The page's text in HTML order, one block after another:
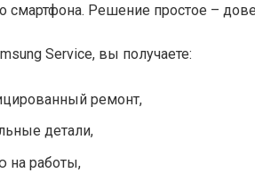
смартфона. Решение простое –
Service, вы получаете:
ремонт,
детали,
на работы,